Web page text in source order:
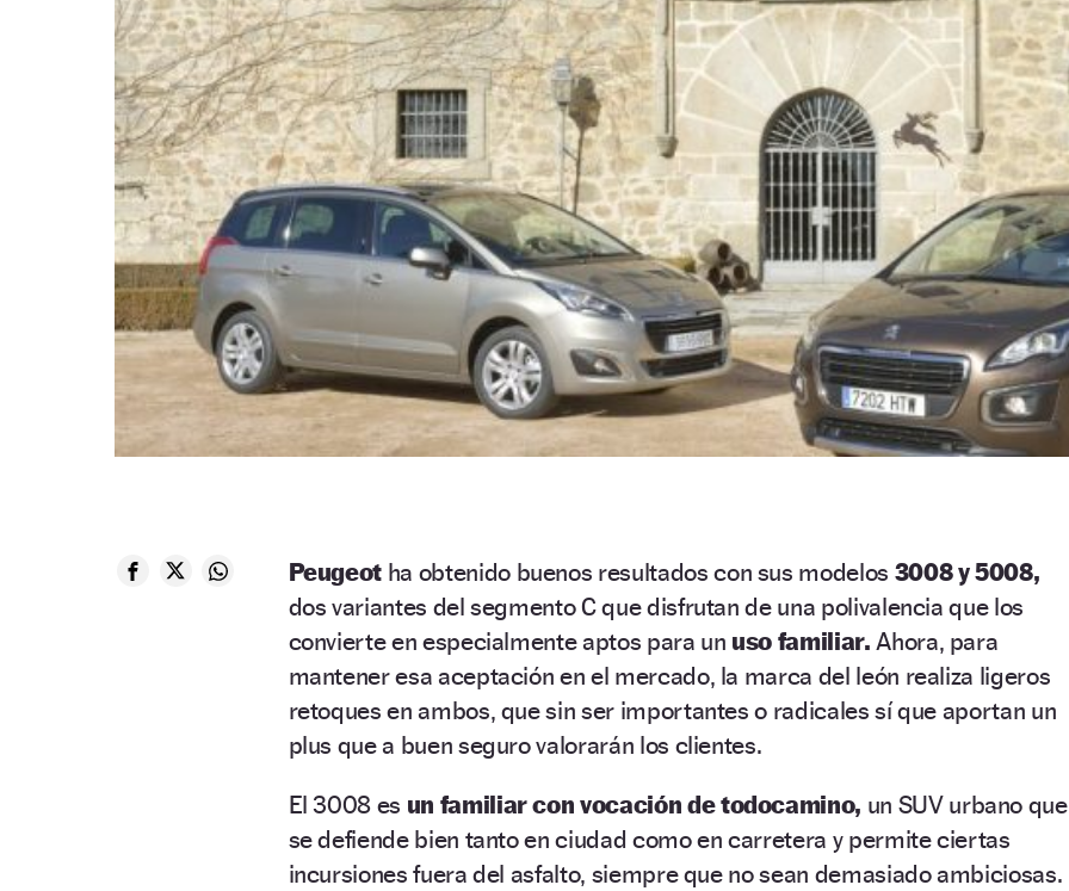
Peugeot ha obtenido buenos resultados con sus modelos 3008 y 5008,
dos variantes del segmento C que disfrutan de una polivalencia que los
convierte en especialmente aptos para un uso familiar. Ahora, para
mantener esa aceptación en el mercado, la marca del león realiza ligeros
retoques en ambos, que sin ser importantes o radicales sí que aportan un
plus que a buen seguro valorarán los clientes.
El 3008 es un familiar con vocación de todocamino, un SUV urbano que
se defiende bien tanto en ciudad como en carretera y permite ciertas
incursiones fuera del asfalto, siempre que no sean demasiado ambiciosas.